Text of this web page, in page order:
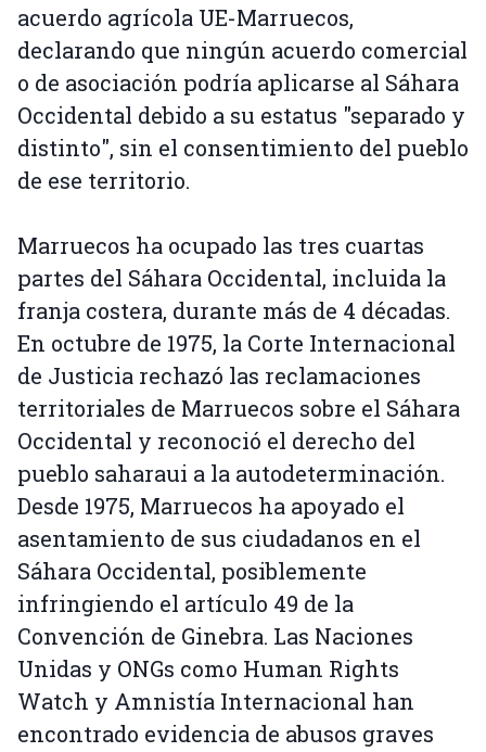
acuerdo agrícola UE-Marruecos,
declarando que ningún acuerdo comercial
o de asociación podría aplicarse al Sáhara
Occidental debido a su estatus "separado y
distinto", sin el consentimiento del pueblo
de ese territorio.
Marruecos ha ocupado las tres cuartas
partes del Sáhara Occidental, incluida la
franja costera, durante más de 4 décadas.
En octubre de 1975, la Corte Internacional
de Justicia rechazó las reclamaciones
territoriales de Marruecos sobre el Sáhara
Occidental y reconoció el derecho del
pueblo saharaui a la autodeterminación.
Desde 1975, Marruecos ha apoyado el
asentamiento de sus ciudadanos en el
Sáhara Occidental, posiblemente
infringiendo el artículo 49 de la
Convención de Ginebra. Las Naciones
Unidas y ONGs como Human Rights
Watch y Amnistía Internacional han
encontrado evidencia de abusos graves